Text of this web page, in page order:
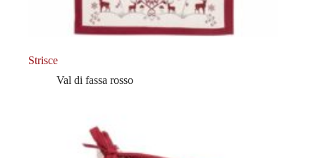
Strisce
Val di fassa rosso